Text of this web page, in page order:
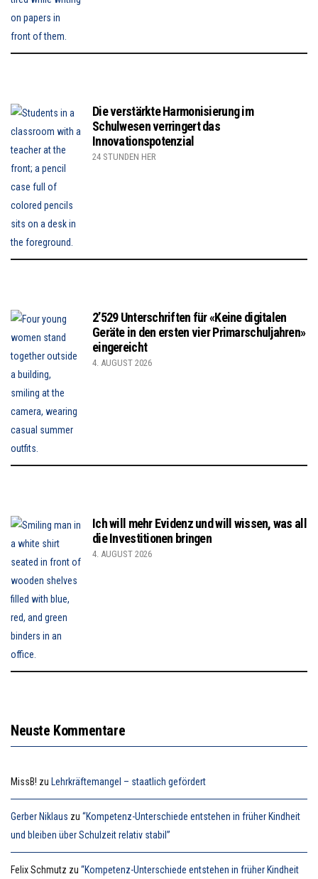
Die verstärkte Harmonisierung im
Schulwesen verringert das
Innovationspotenzial
24 STUNDEN HER
2’529 Unterschriften für «Keine digitalen
Geräte in den ersten vier Primarschuljahren»
eingereicht
4. AUGUST 2026
Ich will mehr Evidenz und will wissen, was all
die Investitionen bringen
4. AUGUST 2026
Neuste Kommentare
MissB! zu Lehrkräftemangel – staatlich gefördert
Gerber Niklaus zu “Kompetenz-Unterschiede entstehen in früher Kindheit
und bleiben über Schulzeit relativ stabil”
Felix Schmutz zu “Kompetenz-Unterschiede entstehen in früher Kindheit